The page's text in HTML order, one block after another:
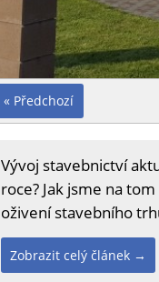
« Předchozí
Vývoj stavebnictví
roce? Jak jsme na
oživení stavebního
Zobrazit celý článek →